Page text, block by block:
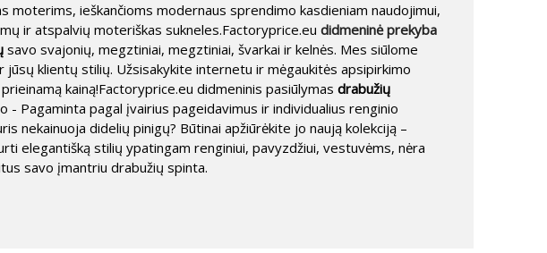
moterims, ieškančioms modernaus sprendimo kasdieniam naudojimui,
ir atspalvių moteriškas sukneles.Factoryprice.eu didmeninė prekyba
savo svajonių, megztiniai, megztiniai, švarkai ir kelnės. Mes siūlome
klientų stilių. Užsisakykite internetu ir mėgaukitės apsipirkimo
kainą!Factoryprice.eu didmeninis pasiūlymas drabužių
Pagaminta pagal įvairius pageidavimus ir individualius renginio
nekainuoja didelių pinigų? Būtinai apžiūrėkite jo naują kolekciją –
elegantišką stilių ypatingam renginiui, pavyzdžiui, vestuvėms, nėra
savo įmantriu drabužių spinta.